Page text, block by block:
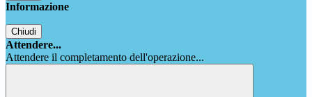
Informazione
Chiudi
Attendere...
Attendere il completamento dell'operazione...